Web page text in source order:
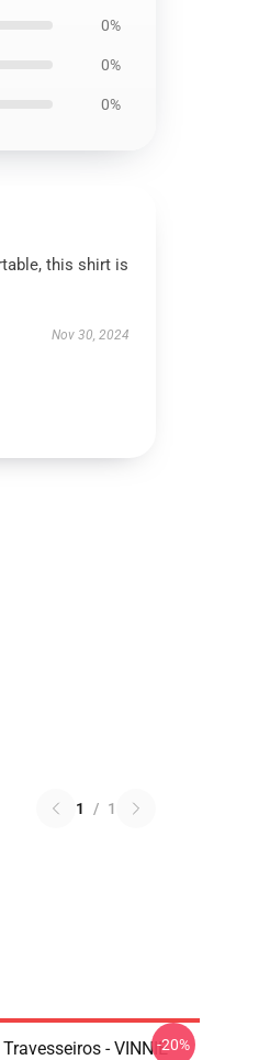
0%
0%
0%
this shirt is
Nov 30, 2024
1 / 1
- VINNIE-20%